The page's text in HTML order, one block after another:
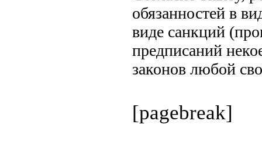
обязанностей в
виде санкций
предписаний
законов любой
[pagebreak]